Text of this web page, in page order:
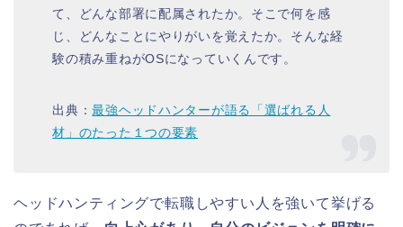
て、どんな部署に配属されたか。そこで何を感
じ、どんなことにやりがいを覚えたか。そんな経
験の積み重ねがOSになっていくんです。
出典：最強ヘッドハンターが語る「選ばれる人
材」のたった１つの要素
ヘッドハンティングで転職しやすい人を強いて挙げる